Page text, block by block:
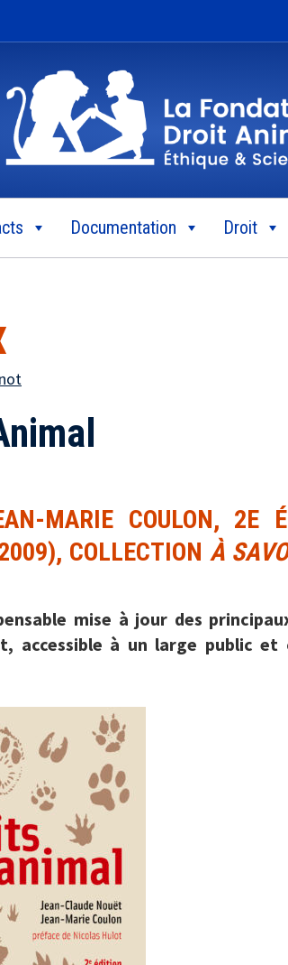
Documentation Droit
MARIE COULON, 2E
COLLECTION À
mise à jour des
accessible à un large public et